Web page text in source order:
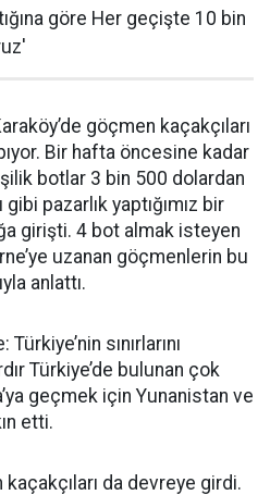
göre Her geçişte 10 bin
göçmen kaçakçıları
Bir hafta öncesine kadar
botlar 3 bin 500 dolardan
gibi pazarlık yaptığımız bir
girişti. 4 bot almak isteyen
uzanan göçmenlerin bu
anlattı.
sınırlarını
Türkiye’de bulunan çok
geçmek için Yunanistan ve
etti.
da devreye girdi.